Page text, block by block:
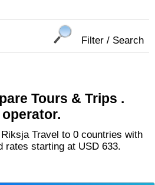
Filter / Search
Tours & Trips .
rates starting at USD 633.